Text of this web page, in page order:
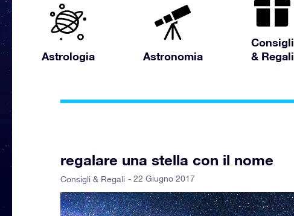
Astrologia Astronomia
Consigli
& Regali
regalare una stella con il nome
Consigli & Regali - 22 Giugno 2017